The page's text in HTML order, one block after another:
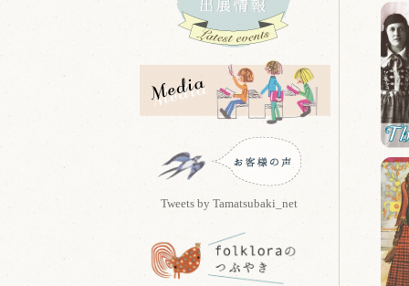
Tweets by Tamatsubaki_net